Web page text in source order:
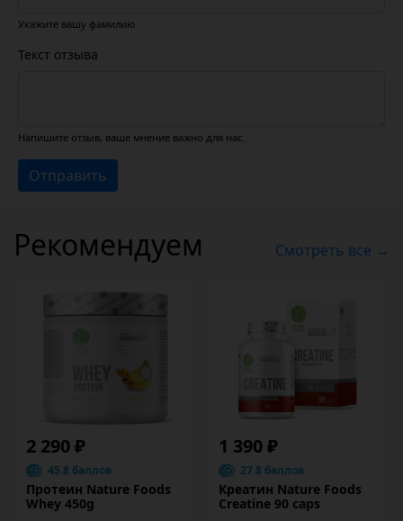
Укажите вашу фамилию
Текст отзыва
Напишите отзыв, ваше мнение важно для нас.
Отправить
Рекомендуем Смотреть все →
2 290 ₽
45.8 баллов
Протеин Nature Foods
Whey 450g
1 390 ₽
27.8 баллов
Креатин Nature Foods
Creatine 90 caps